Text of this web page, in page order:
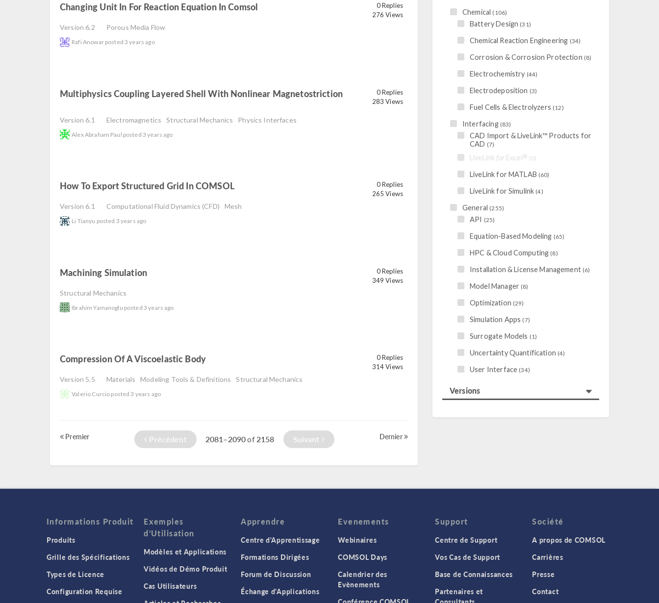
Chemical (106)
Battery Design (31)
Chemical Reaction Engineering (34)
Corrosion & Corrosion Protection (8)
Electrochemistry (44)
Electrodeposition (3)
Fuel Cells & Electrolyzers (12)
Interfacing (83)
CAD Import & LiveLink™ Products for
CAD (7)
LiveLink forExcel® (0)
LiveLink for MATLAB (60)
LiveLink for Simulink (4)
General (255)
API (25)
Equation-Based Modeling (65)
HPC & Cloud Computing (8)
Installation & License Management (6)
Model Manager (8)
Optimization (29)
Simulation Apps (7)
Surrogate Models (1)
Uncertainty Quantification (4)
User Interface (34)
Versions
Changing Unit In For Reaction Equation In Comsol
0 Replies
276 Views
Version 6.2 Porous Media Flow
Rafi Anowar posted3 years ago
Multiphysics Coupling Layered Shell With Nonlinear Magnetostriction
0 Replies
283 Views
Version 6.1 Electromagnetics Structural Mechanics Physics Interfaces
Alex Abraham Paul posted 3 years ago
How To Export Structured Grid In COMSOL
0 Replies
265 Views
Version 6.1 Computational Fluid Dynamics (CFD) Mesh
Li Tianyu posted 3 years ago
Machining Simulation
0 Replies
349 Views
Structural Mechanics
Ibrahim Yamanoglu posted 3 years ago
Compression Of A Viscoelastic Body
0 Replies
314 Views
Version 5.5 Materials Modeling Tools & Definitions Structural Mechanics
Valerio Curcio posted3 years ago
Premier Précédent 2081–2090of2158 Suivant Dernier
Informations Produit
Produits
Grille des Spécifications
Types de Licence
Configuration Requise
Exemples
d'Utilisation
Modèles et Applications
Vidéos de Démo Produit
Cas Utilisateurs
Apprendre
Centre d'Apprentissage
Formations Dirigées
Forum de Discussion
Échange d'Applications
Evenements
Webinaires
COMSOL Days
Calendrier des
Evènements
Support
Centre de Support
Vos Cas de Support
Base de Connaissances
Partenaires et
Société
A propos de COMSOL
Carrières
Presse
Contact